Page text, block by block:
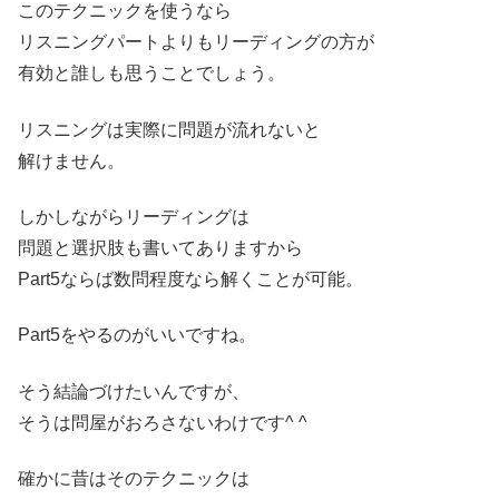
このテクニックを使うなら
リスニングパートよりもリーディングの方が
有効と誰しも思うことでしょう。
リスニングは実際に問題が流れないと
解けません。
しかしながらリーディングは
問題と選択肢も書いてありますから
Part5ならば数問程度なら解くことが可能。
Part5をやるのがいいですね。
そう結論づけたいんですが、
そうは問屋がおろさないわけです^ ^
確かに昔はそのテクニックは